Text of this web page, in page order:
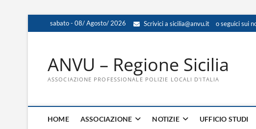
to
sabato - 08/ Agosto/ 2026 Scrivici a sicilia@anvu.it o seguici sui
ANVU – Regione Sicilia
ASSOCIAZIONE PROFESSIONALE POLIZIE LOCALI D'ITALIA
HOME ASSOCIAZIONE NOTIZIE UFFICIO STUDI